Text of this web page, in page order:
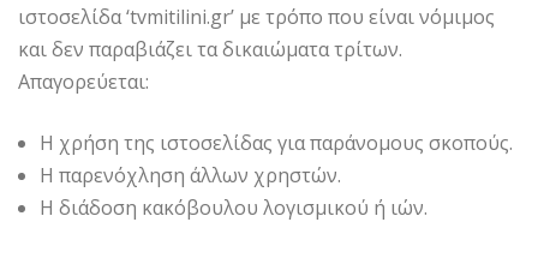
ιστοσελίδα ‘tvmitilini.gr’ με τρόπο που είναι νόμιμος
και δεν παραβιάζει τα δικαιώματα τρίτων.
Απαγορεύεται:
Η χρήση της ιστοσελίδας για παράνομους σκοπούς.
Η παρενόχληση άλλων χρηστών.
Η διάδοση κακόβουλου λογισμικού ή ιών.